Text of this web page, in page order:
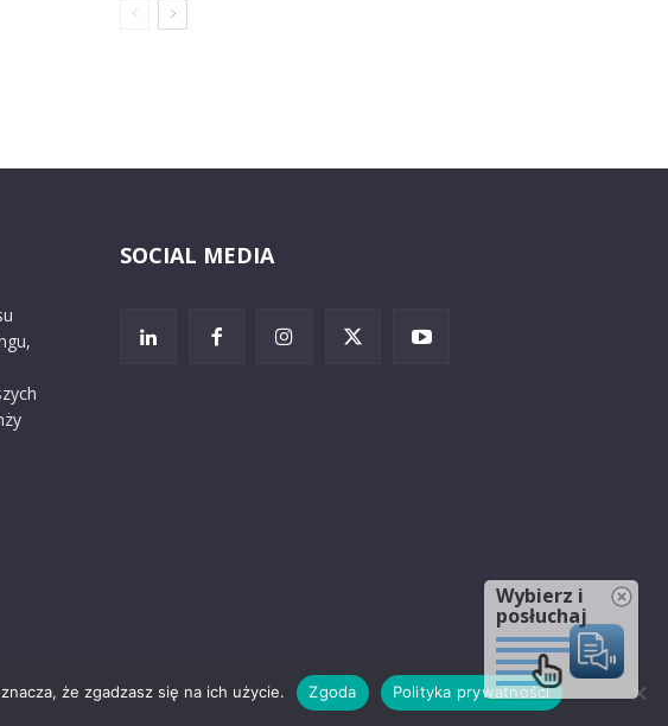
SOCIAL MEDIA
Reklama Zastrzeżenia prawne
że zgadzasz się na ich użycie. Zgoda Polityka prywatności
Wybierz i
posłuchaj